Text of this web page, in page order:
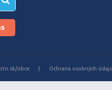
obce
Ochrana osobných